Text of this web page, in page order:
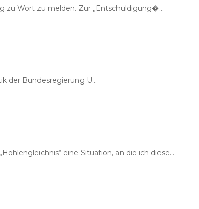
Wort zu melden. Zur „Entschuldigung�…
Bundesregierung U…
eine Situation, an die ich diese…